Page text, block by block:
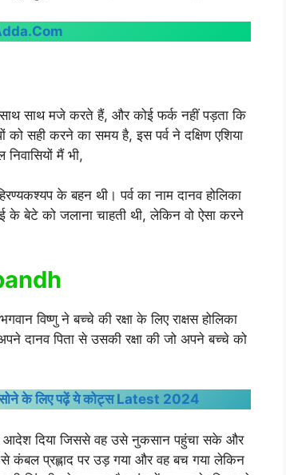
साथ मजे करते हैं, और कोई फर्क नहीं पड़ता कि
सही करने का समय है, इस पर्व ने दक्षिण एशिया
मैं भी,
के बहन थी। पर्व का नाम दानव होलिका
बेटे को जलाना चाहती थी, लेकिन वो ऐसा करने
विष्णु ने बच्चे की रक्षा के लिए राक्षस होलिका
दानव पिता से उसकी रक्षा की जो अपने बच्चे को
के लिए पढ़ें ये कोट्स Latest 2024
आदेश दिया जिससे वह उसे नुकसान पहुंचा सके और
प्रह्लाद पर उड़ गया और वह बच गया लेकिन